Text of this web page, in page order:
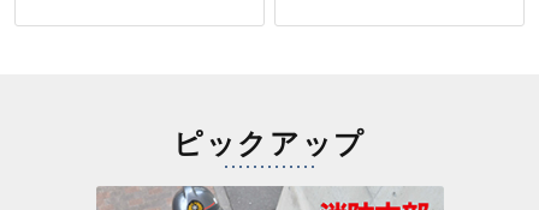
ピックアップ